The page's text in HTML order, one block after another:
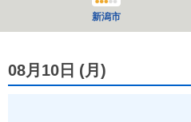
新潟市
08月10日 (月 )